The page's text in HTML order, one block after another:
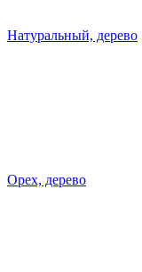
Натуральный, дерево
Орех, дерево